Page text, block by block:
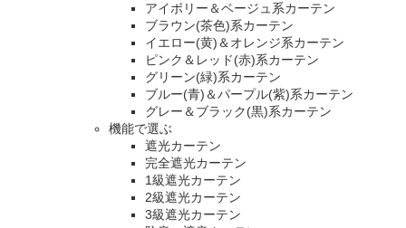
アイボリー＆ベージュ系カーテン
ブラウン(茶色)系カーテン
イエロー(黄)＆オレンジ系カーテン
ピンク＆レッド(赤)系カーテン
グリーン(緑)系カーテン
ブルー(青)＆パープル(紫)系カーテン
グレー＆ブラック(黒)系カーテン
機能で選ぶ
遮光カーテン
完全遮光カーテン
1級遮光カーテン
2級遮光カーテン
3級遮光カーテン